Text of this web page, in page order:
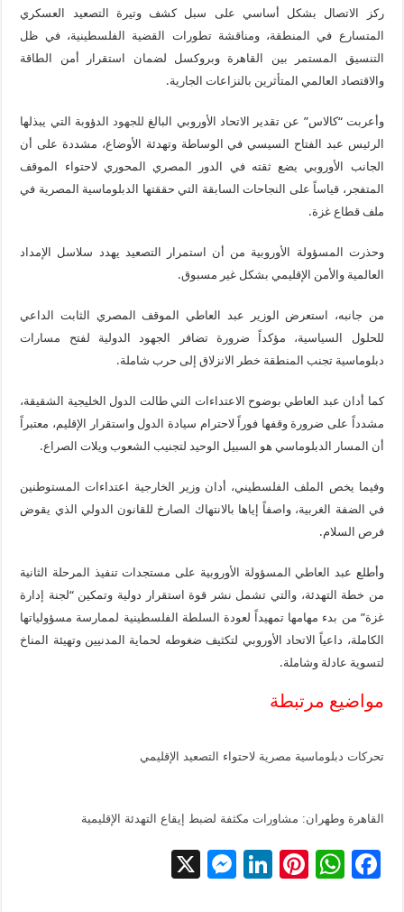
ركز الاتصال بشكل أساسي على سبل كشف وتيرة التصعيد العسكري
المتسارع في المنطقة، ومناقشة تطورات القضية الفلسطينية، في ظل
التنسيق المستمر بين القاهرة وبروكسل لضمان استقرار أمن الطاقة
والاقتصاد العالمي المتأثرين بالنزاعات الجارية.
وأعربت “كالاس” عن تقدير الاتحاد الأوروبي البالغ للجهود
الدؤوبة التي يبذلها
الرئيس عبد الفتاح السيسي في الوساطة وتهدئة الأوضاع، مشددة على أن
الجانب الأوروبي يضع ثقته في الدور المصري المحوري لاحتواء الموقف
المتفجر، قياساً على النجاحات السابقة التي حققتها الدبلوماسية المصرية في
ملف قطاع غزة.
وحذرت المسؤولة الأوروبية من أن استمرار التصعيد يهدد سلاسل الإمداد
العالمية والأمن الإقليمي بشكل غير مسبوق.
من جانبه، استعرض الوزير عبد العاطي الموقف المصري الثابت الداعي
للحلول السياسية، مؤكداً ضرورة تضافر الجهود الدولية لفتح مسارات
دبلوماسية تجنب المنطقة خطر الانزلاق إلى حرب شاملة.
كما أدان عبد العاطي بوضوح الاعتداءات التي طالت الدول الخليجية الشقيقة،
مشدداً على ضرورة وقفها فوراً لاحترام سيادة الدول واستقرار الإقليم، معتبراً
أن المسار الدبلوماسي هو السبيل الوحيد لتجنيب الشعوب ويلات الصراع.
وفيما يخص الملف الفلسطيني، أدان وزير الخارجية اعتداءات المستوطنين
في الضفة الغربية، واصفاً إياها بالانتهاك الصارخ للقانون الدولي الذي يقوض
فرص السلام.
وأطلع عبد العاطي المسؤولة الأوروبية على مستجدات تنفيذ المرحلة الثانية
من خطة التهدئة، والتي تشمل نشر قوة استقرار دولية وتمكين “لجنة إدارة
غزة” من بدء مهامها تمهيداً لعودة السلطة الفلسطينية لممارسة مسؤولياتها
الكاملة، داعياً الاتحاد الأوروبي لتكثيف ضغوطه لحماية المدنيين وتهيئة المناخ
لتسوية عادلة وشاملة.
مواضيع مرتبطة
تحركات دبلوماسية مصرية لاحتواء التصعيد الإقليمي
القاهرة وطهران: مشاورات مكثفة لضبط إيقاع التهدئة الإقليمية
F
W
Pi
Li
M